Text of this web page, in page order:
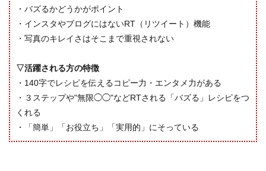
・バズるかどうかがポイント
・インスタやブログにはないRT（リツイート）機能
・写真のキレイさはそこまで重視されない
▽活躍される方の特徴
・140字でレシピを伝えるコピー力・エンタメ力がある
・３ステップや"無限◯◯"などRTされる「バズる」レシピをつ
くれる
・「簡単」「お役立ち」「実用的」にそっている